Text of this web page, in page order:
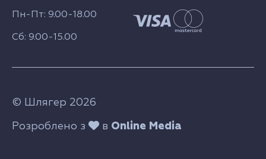
Пн-Пт: 9.00-18.00
Сб: 9.00-15.00
© Шлягер 2026
Розроблено з в Online Media